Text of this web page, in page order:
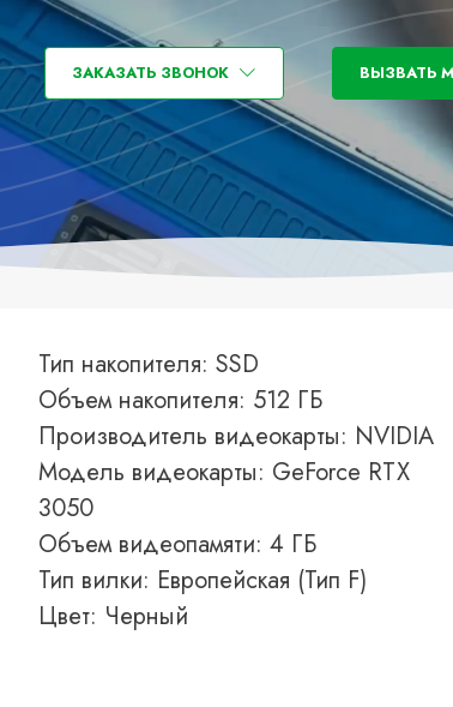
ЗАКАЗАТЬ ЗВОНОК ВЫЗВАТЬ
Тип накопителя: SSD
Объем накопителя: 512 ГБ
Производитель видеокарты: NVIDIA
Модель видеокарты: GeForce RTX
3050
Объем видеопамяти: 4 ГБ
Тип вилки: Европейская (Тип F)
Цвет: Черный